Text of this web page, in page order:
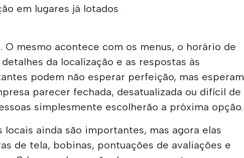
em lugares já lotados
mesmo acontece com os menus, o horário de
da localização e as respostas às
podem não esperar perfeição, mas esperam
parecer fechada, desatualizada ou difícil de
simplesmente escolherão a próxima opção.
locais ainda são importantes, mas agora elas
de tela, bobinas, pontuações de avaliações e